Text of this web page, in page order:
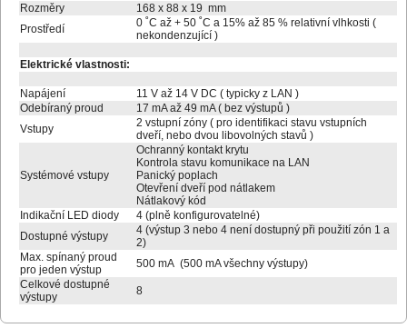
Rozměry
168 x 88 x 19 mm
Prostředí
0 ˚C až + 50 ˚C a 15% až 85 % relativní vlhkosti (
nekondenzující )
Elektrické vlastnosti:
Napájení
11 V až 14 V DC ( typicky z LAN )
Odebíraný proud
17 mA až 49 mA ( bez výstupů )
Vstupy
2 vstupní zóny ( pro identifikaci stavu vstupních
dveří, nebo dvou libovolných stavů )
Systémové vstupy
Ochranný kontakt krytu
Kontrola stavu komunikace na LAN
Panický poplach
Otevření dveří pod nátlakem
Nátlakový kód
Indikační LED diody
4 (plně konfigurovatelné)
Dostupné výstupy
4 (výstup 3 nebo 4 není dostupný při použití zón 1 a
2)
Max. spínaný proud
pro jeden výstup
500 mA (500 mA všechny výstupy)
Celkové dostupné
výstupy
8